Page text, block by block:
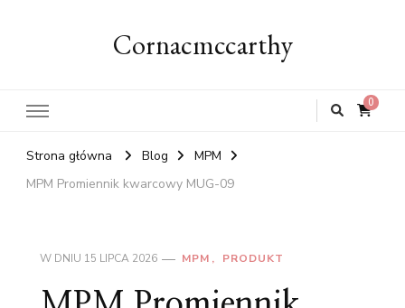
Cornacmccarthy
0
Strona główna Blog
MPM
MPM Promiennik kwarcowy MUG-09
W DNIU 15 LIPCA 2026 MPM PRODUKT